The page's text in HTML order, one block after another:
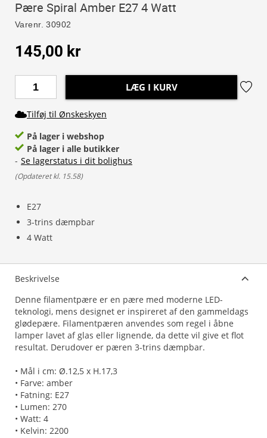
Pære Spiral Amber E27 4 Watt
Varenr. 30902
E27
3-trins dæmpbar
4 Watt
145,00 kr
LÆG I KURV
Tilføj til Ønskeskyen
På lager i webshop
På lager i alle butikker
- Se lagerstatus i dit bolighus
(Opdateret kl. 15.58)
Beskrivelse
Denne filamentpære er en pære med moderne LED-
teknologi, mens designet er inspireret af den gammeldags
glødepære. Filamentpæren anvendes som regel i åbne
lamper lavet af glas eller lignende, da dette vil give et flot
resultat. Derudover er pæren 3-trins dæmpbar.
• Mål i cm: Ø.12,5 x H.17,3
• Farve: amber
• Fatning: E27
• Lumen: 270
• Watt: 4
• Kelvin: 2200